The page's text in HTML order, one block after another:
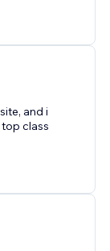
and i
class